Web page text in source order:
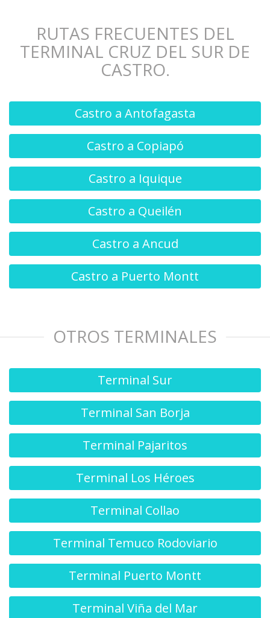
RUTAS FRECUENTES DEL
TERMINAL CRUZ DEL SUR DE
CASTRO.
Castro a Antofagasta
Castro a Copiapó
Castro a Iquique
Castro a Queilén
Castro a Ancud
Castro a Puerto Montt
OTROS TERMINALES
Terminal Sur
Terminal San Borja
Terminal Pajaritos
Terminal Los Héroes
Terminal Collao
Terminal Temuco Rodoviario
Terminal Puerto Montt
Terminal Viña del Mar